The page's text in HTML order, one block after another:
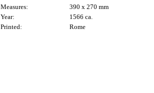
Measures:
390 x 270 mm
Year:
1566 ca.
Printed:
Rome